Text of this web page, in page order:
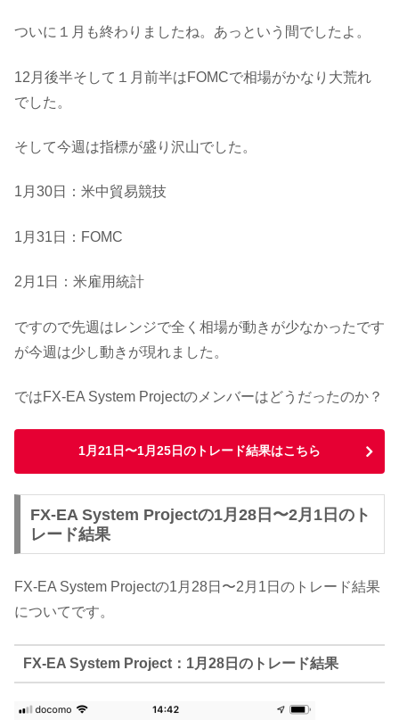
ついに１月も終わりましたね。あっという間でしたよ。
12月後半そして１月前半はFOMCで相場がかなり大荒れ
でした。
そして今週は指標が盛り沢山でした。
1月30日：米中貿易競技
1月31日：FOMC
2月1日：米雇用統計
ですので先週はレンジで全く相場が動きが少なかったです
が今週は少し動きが現れました。
ではFX-EA System Projectのメンバーはどうだったのか？
1月21日〜1月25日のトレード結果はこちら
FX-EA System Projectの1月28日〜2月1日のト
レード結果
FX-EA System Projectの1月28日〜2月1日のトレード結果
についてです。
FX-EA System Project：1月28日のトレード結果